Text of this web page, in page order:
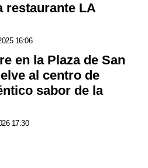
restaurante LA
16:06
en la Plaza de San
al centro de
sabor de la
17:30